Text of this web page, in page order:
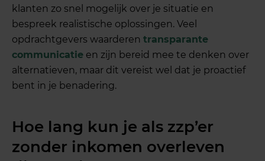
klanten zo snel mogelijk over je situatie en
bespreek realistische oplossingen. Veel
opdrachtgevers waarderentransparante
communicatie en zijn bereid mee te denken over
alternatieven, maar dit vereist wel dat je proactief
bent in je benadering.
Hoe lang kun je als zzp’er
zonder inkomen overleven